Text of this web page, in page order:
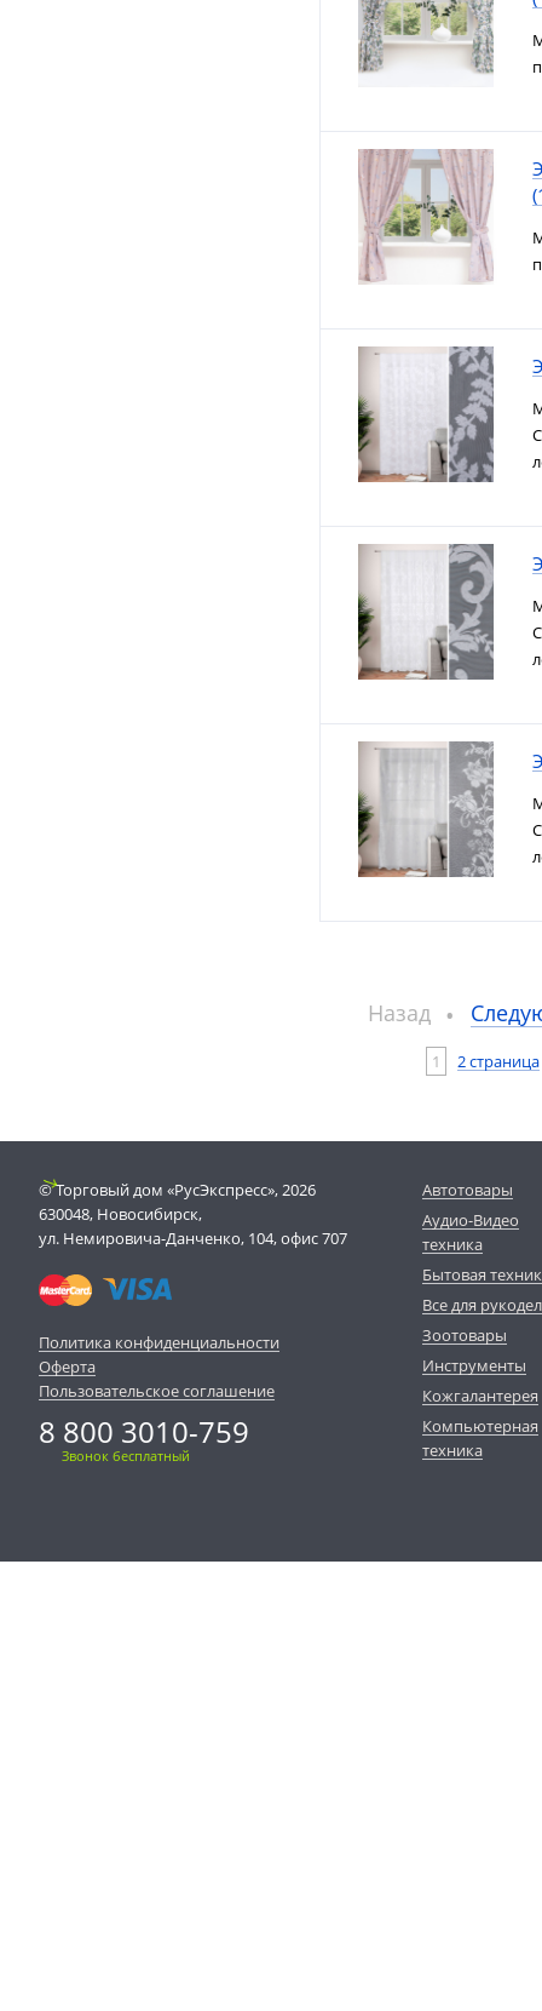
Назад
1 2 страница
© Торговый дом «РусЭкспресс», 2026
630048, Новосибирск,
ул. Немировича-Данченко, 104, офис 707
Политика конфиденциальности
Оферта
Пользовательское соглашение
8 800 3010-759
Звонок бесплатный
Автотовары
Аудио-Видео
техника
Бытовая
Все для
Зоотовары
Инструменты
Кожгалантерея
Компьютерная
техника